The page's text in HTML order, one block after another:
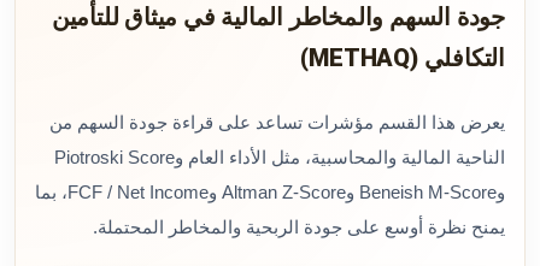
جودة السهم والمخاطر المالية في ميثاق للتأمين
التكافلي (METHAQ)
يعرض هذا القسم مؤشرات تساعد على قراءة جودة السهم من
الناحية المالية والمحاسبية، مثل الأداء العام وPiotroski Score
وBeneish M-Score وAltman Z-Score وFCF / Net Income، بما
يمنح نظرة أوسع على جودة الربحية والمخاطر المحتملة.